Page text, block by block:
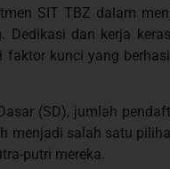
SIT TBZ dalam
dan kerja
kunci yang
(SD), jumlah
menjadi salah satu
putri mereka.